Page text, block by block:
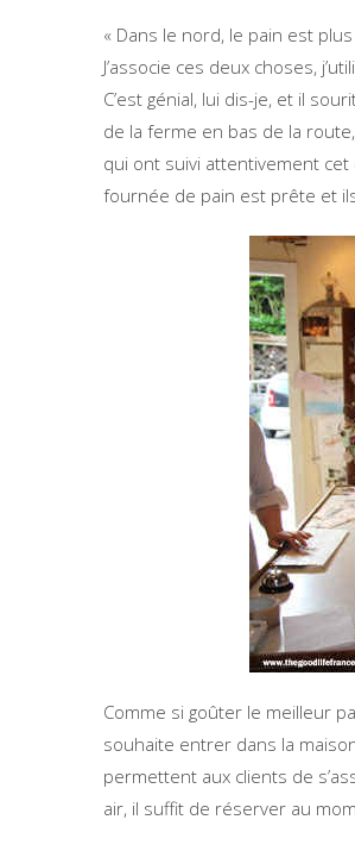
« Dans le nord, le pain est
J’associe ces deux choses,
C’est génial, lui dis-je, et il
de la ferme en bas de la
qui ont suivi attentivement
fournée de pain est prête et
Comme si goûter le meilleur
souhaite entrer dans la
permettent aux clients de
air, il suffit de réserver au